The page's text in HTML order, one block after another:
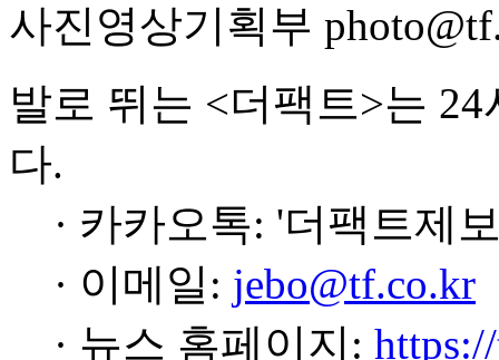
사진영상기획부
발로 뛰는 <더팩트>는
다.
· 카카오톡: '더팩트제
· 이메일: jebo@tf.co.kr
· 뉴스 홈페이지: